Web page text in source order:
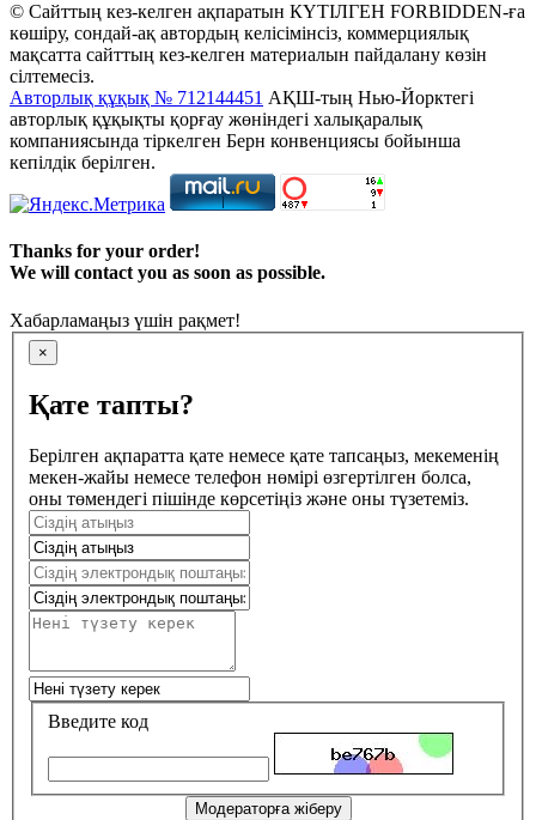
© Сайттың кез-келген ақпаратын КҮТІЛГЕН FORBIDDEN-ға
көшіру, сондай-ақ автордың келісімінсіз, коммерциялық
мақсатта сайттың кез-келген материалын пайдалану көзін
сілтемесіз.
Авторлық құқық № 712144451 АҚШ-тың Нью-Йорктегі
авторлық құқықты қорғау жөніндегі халықаралық
компаниясында тіркелген Берн конвенциясы бойынша
кепілдік берілген.
Thanks for your order!
We will contact you as soon as possible.
Хабарламаңыз үшін рақмет!
×
Қате тапты?
Берілген ақпаратта қате немесе қате тапсаңыз, мекеменің
мекен-жайы немесе телефон нөмірі өзгертілген болса,
оны төмендегі пішінде көрсетіңіз және оны түзетеміз.
Введите код
Модераторға жіберу